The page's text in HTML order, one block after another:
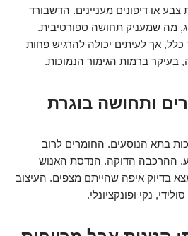
צבע או דיפונים מעניינים. הדשבורד
מה שמעניק תחושה ספורטיבית.
אך לעיתים יכולה להרגיש פחות
בעיקר ברמות הגימור הנמוכות.
ותחושה בוגרת
בתא הנוסעים. החומרים לרוב
ההרכבה הדוקה. הנדסת האנוש
בדיוק איפה שהייתם מצפים. העיצוב
נקי ופונקציונלי.